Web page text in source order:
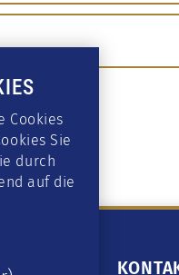
Cookies
Sie
durch
auf die